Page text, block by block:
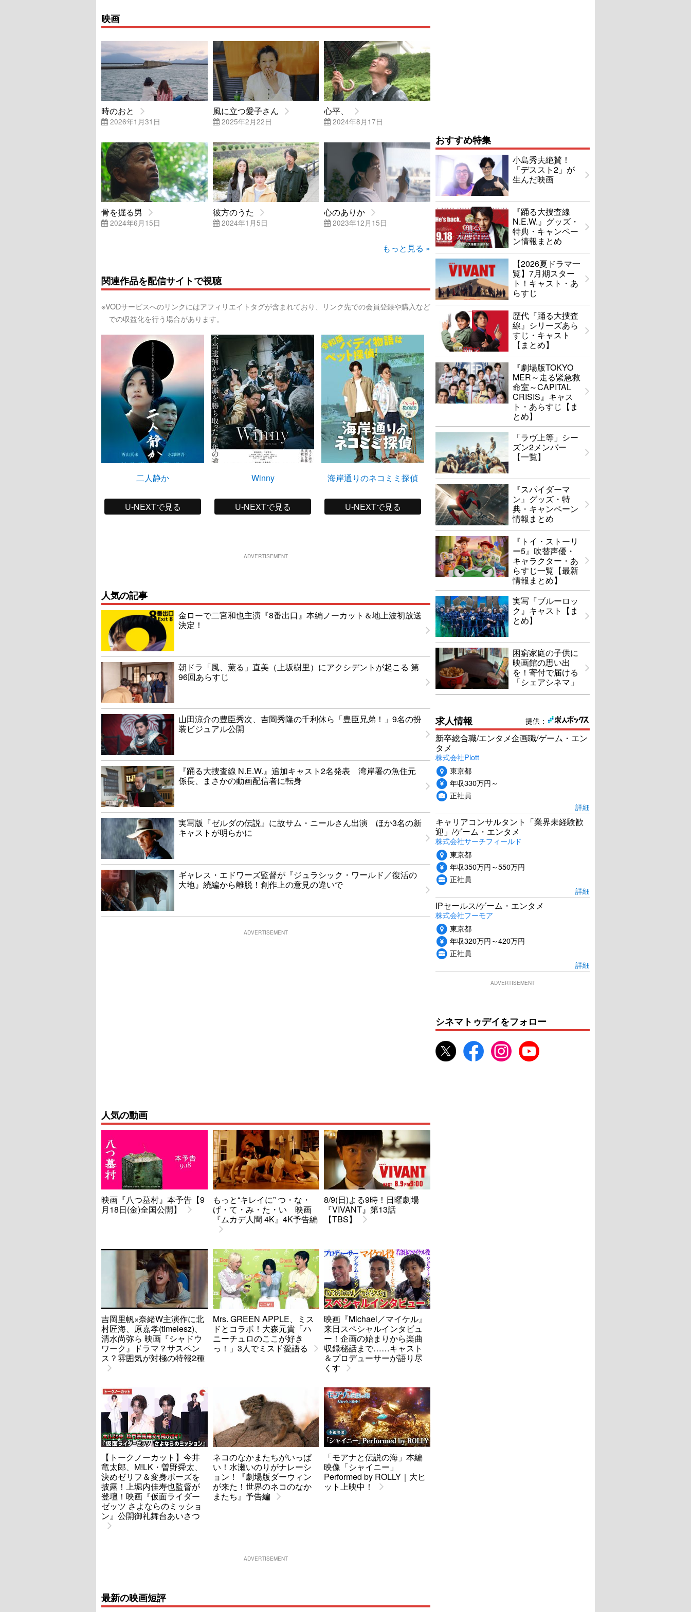
映画
時のおと
2026年1月31日
風に立つ愛子さん
2025年2月22日
心平、
2024年8月17日
骨を掘る男
2024年6月15日
彼方のうた
2024年1月5日
心のありか
2023年12月15日
もっと見る »
関連作品を配信サイトで視聴
※VODサービスへのリンクにはアフィリエイトタグが含まれており、リンク先での会員登録や購入など
での収益化を行う場合があります。
二人静か
U-NEXTで見る
Winny
U-NEXTで見る
海岸通りのネコミミ探偵
U-NEXTで見る
ぜんぶ、ボクのせい
U-NEXTで見る
わたし達はおとな
U-NEXTで見る
ADVERTISEMENT
人気の記事
金ローで二宮和也主演『8番出口』本編ノーカット＆地上波初放送
決定！
朝ドラ「風、薫る」直美（上坂樹里）にアクシデントが起こる 第
96回あらすじ
山田涼介の豊臣秀次、吉岡秀隆の千利休ら「豊臣兄弟！」9名の扮
装ビジュアル公開
『踊る大捜査線 N.E.W.』追加キャスト2名発表 湾岸署の魚住元
係長、まさかの動画配信者に転身
実写版『ゼルダの伝説』に故サム・ニールさん出演 ほか3名の新
キャストが明らかに
ギャレス・エドワーズ監督が『ジュラシック・ワールド／復活の
大地』続編から離脱！創作上の意見の違いで
ADVERTISEMENT
人気の動画
映画『八つ墓村』本予告【9
月18日(金)全国公開】
もっと“キレイに” つ・な・
げ・て・み・た・い 映画
『ムカデ人間 4K』4K予告編
8/9(日)よる9時！日曜劇場
『VIVANT』第13話
【TBS】
吉岡里帆×奈緒W主演作に北
村匠海、原嘉孝(timelesz)、
清水尚弥ら 映画『シャドウ
ワーク』ドラマ？サスペン
ス？雰囲気が対極の特報2種
Mrs. GREEN APPLE、ミス
ドとコラボ！大森元貴「ハ
ニーチュロのここが好き
っ！」3人でミスド愛語る
映画『Michael／マイケル』
来日スペシャルインタビュ
ー！企画の始まりから楽曲
収録秘話まで……キャスト
＆プロデューサーが語り尽
くす
【トークノーカット】今井
竜太郎、M!LK・曽野舜太、
決めゼリフ＆変身ポーズを
披露！上堀内佳寿也監督が
登壇！映画『仮面ライダー
ゼッツ さよならのミッショ
ン』公開御礼舞台あいさつ
ネコのなかまたちがいっぱ
い！水瀬いのりがナレーシ
ョン！『劇場版ダーウィン
が来た！世界のネコのなか
またち』予告編
「モアナと伝説の海」本編
映像「シャイニー」
Performed by ROLLY｜大ヒ
ット上映中！
ADVERTISEMENT
最新の映画短評
おすすめ特集
小島秀夫絶賛！
「デススト2」が
生んだ映画
『踊る大捜査線
N.E.W.』グッズ・
特典・キャンペー
ン情報まとめ
【2026夏ドラマ一
覧】7月期スター
ト！キャスト・あ
らすじ
歴代『踊る大捜査
線』シリーズあら
すじ・キャスト
【まとめ】
『劇場版TOKYO
MER～走る緊急救
命室～CAPITAL
CRISIS』キャス
ト・あらすじ【ま
とめ】
「ラヴ上等」シー
ズン2メンバー
【一覧】
『スパイダーマ
ン』グッズ・特
典・キャンペーン
情報まとめ
『トイ・ストーリ
ー5』吹替声優・
キャラクター・あ
らすじ一覧【最新
情報まとめ】
実写『ブルーロッ
ク』キャスト【ま
とめ】
困窮家庭の子供に
映画館の思い出
を！寄付で届ける
「シェアシネマ」
提供：
求人情報
新卒総合職/エンタメ企画職/ゲーム・エン
タメ
株式会社Plott
東京都
年収330万円～
正社員
詳細
キャリアコンサルタント「業界未経験歓
迎」/ゲーム・エンタメ
株式会社サーチフィールド
東京都
年収350万円～550万円
正社員
詳細
IPセールス/ゲーム・エンタメ
株式会社フーモア
東京都
年収320万円～420万円
正社員
詳細
ADVERTISEMENT
シネマトゥデイをフォロー